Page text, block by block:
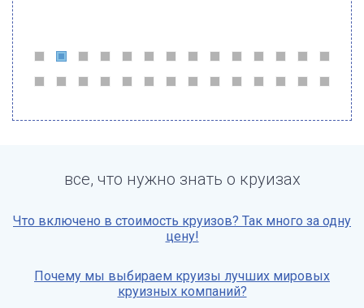
все, что нужно знать о круизах
Что включено в стоимость круизов? Так много за одну
цену!
Почему мы выбираем круизы лучших мировых
круизных компаний?